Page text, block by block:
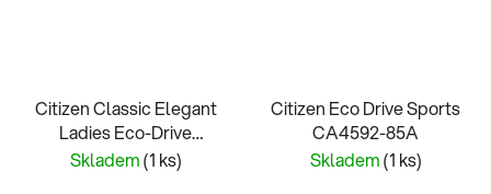
Citizen Classic Elegant
Ladies Eco-Drive
FE1243-83A
Skladem(1 ks)
Citizen Eco Drive Sports
CA4592-85A
Skladem(1 ks)